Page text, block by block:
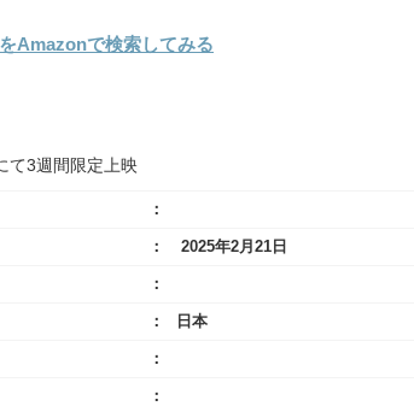
Amazonで検索してみる
て3週間限定上映
2025年2月21日
日本